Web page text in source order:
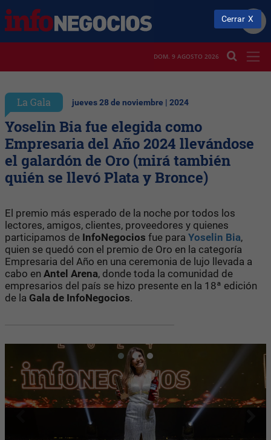
DOM. 9 AGOSTO 2026
La Gala jueves 28 de noviembre | 2024
Yoselin Bia fue elegida como
Empresaria del Año 2024 llevándose
el galardón de Oro (mirá también
quién se llevó Plata y Bronce)
El premio más esperado de la noche por todos los
lectores, amigos, clientes, proveedores y quienes
participamos de InfoNegocios fue para Yoselin Bia,
quien se quedó con el premio de Oro en la categoría
Empresaria del Año en una ceremonia de lujo llevada a
cabo en Antel Arena, donde toda la comunidad de
empresarios del país se hizo presente en la 18ª edición
de la Gala de InfoNegocios.
Cerrar